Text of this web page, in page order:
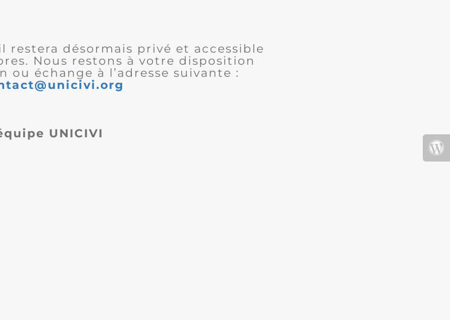
désormais privé et accessible
Nous restons à votre disposition
échange à l’adresse suivante :
UNICIVI